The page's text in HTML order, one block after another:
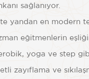
sağlanıyor.
yandan en modern
eğitmenlerin
yoga ve step
zayıflama ve